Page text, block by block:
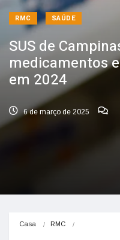
RMC SAÚDE
SUS de
medicamentos
em 2024
6 de março de 2025
Casa RMC